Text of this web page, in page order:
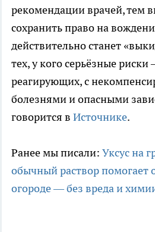
рекомендации врачей, тем
сохранить право на
действительно станет
тех, у кого серьёзные
реагирующих, с
болезнями и опасными
говорится в Источнике.
Ранее мы писали: Уксус на
обычный раствор помогает
огороде — без вреда и